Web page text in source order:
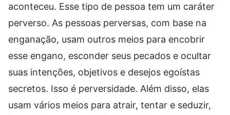
aconteceu. Esse tipo de pessoa tem um caráter
perverso. As pessoas perversas, com base na
enganação, usam outros meios para encobrir
esse engano, esconder seus pecados e ocultar
suas intenções, objetivos e desejos egoístas
secretos. Isso é perversidade. Além disso, elas
usam vários meios para atrair, tentar e seduzir,